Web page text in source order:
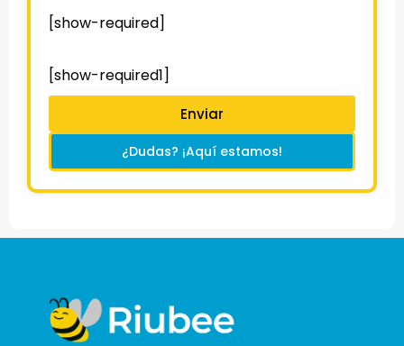
[show-required]
[show-required1]
Enviar
¿Dudas? ¡Aquí estamos!